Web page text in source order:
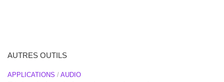
AUTRES OUTILS
APPLICATIONS / AUDIO